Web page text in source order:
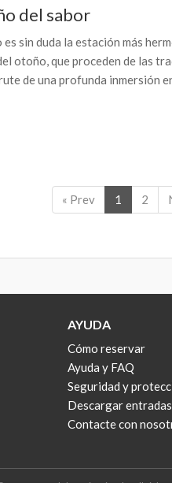
del sabor
es sin duda la estación más
otoño, que proceden de las
de una profunda inmersión
« Prev 1 2
AYUDA
Cómo reservar
Ayuda y FAQ
Seguridad y
Descargar entradas
Contacte con